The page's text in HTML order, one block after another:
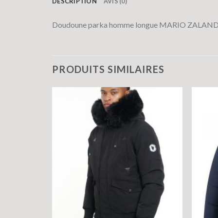
Doudoune parka homme longue MARIO
PRODUITS SIMILAIRES